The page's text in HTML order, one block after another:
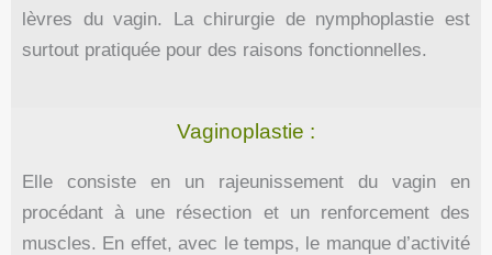
lèvres du vagin. La chirurgie de nymphoplastie est
surtout pratiquée pour des raisons fonctionnelles.
Vaginoplastie :
Elle consiste en un rajeunissement du vagin en
procédant à une résection et un renforcement des
muscles. En effet, avec le temps, le manque d’activité